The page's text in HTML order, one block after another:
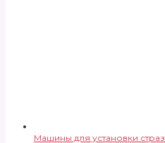
Машины для установки страз